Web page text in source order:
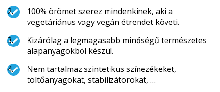
100% örömet szerez mindenkinek, aki a
vegetáriánus vagy vegán étrendet követi.
Kizárólag a legmagasabb minőségű természetes
alapanyagokból készül.
Nem tartalmaz szintetikus színezékeket,
töltőanyagokat, stabilizátorokat, …